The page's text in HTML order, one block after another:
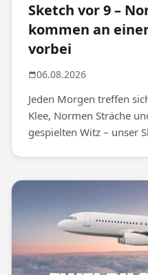
Sketch vor 9 –
kommen an
vorbei
06.08.2026
Jeden Morgen treffen
Klee, Normen Sträche
gespielten Witz – unser